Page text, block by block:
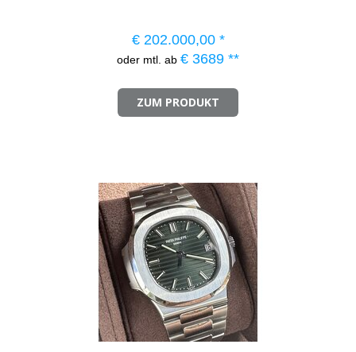
€202.000,00 *
oder mtl. ab € 3689 **
ZUM PRODUKT